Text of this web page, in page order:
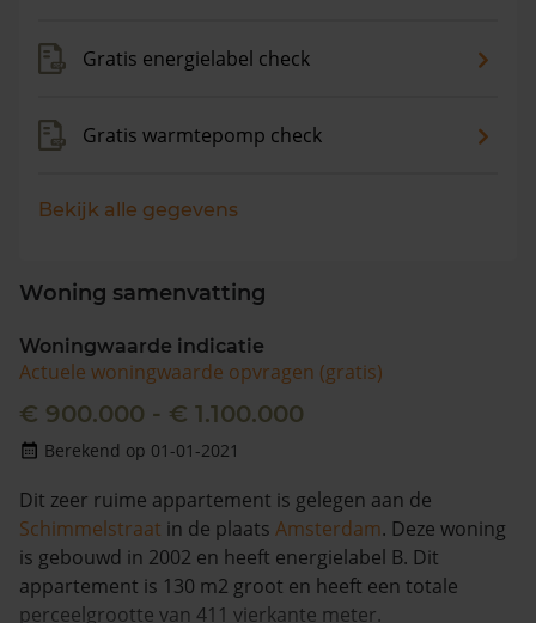
Gratis energielabel check
Gratis warmtepomp check
Bekijk alle gegevens
Woning samenvatting
Woningwaarde indicatie
Actuele woningwaarde opvragen (gratis)
€ 900.000 - € 1.100.000
Berekend op 01-01-2021
Dit zeer ruime appartement is gelegen aan de
Schimmelstraat in de plaats Amsterdam. Deze woning
is gebouwd in 2002 en heeft energielabel B. Dit
appartement is 130 m2 groot en heeft een totale
perceelgrootte van 411 vierkante meter.